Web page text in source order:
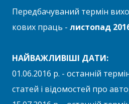
Передбачуваний термін
кових праць - листопад
НАЙВАЖЛИВІШІ ДАТИ:
01.06.2016 р. - останній
статей і відомостей про